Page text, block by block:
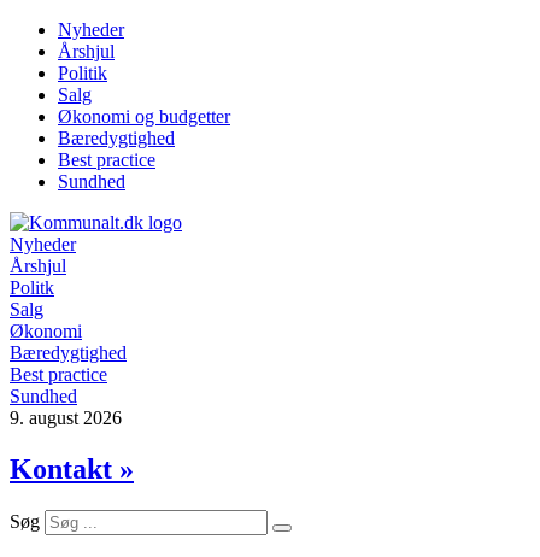
Videre
indhold
Nyheder
Årshjul
Politik
Salg
Økonomi og budgetter
Bæredygtighed
Best practice
Sundhed
Nyheder
Årshjul
Politk
Salg
Økonomi
Bæredygtighed
Best practice
Sundhed
9. august 2026
Kontakt »
Søg